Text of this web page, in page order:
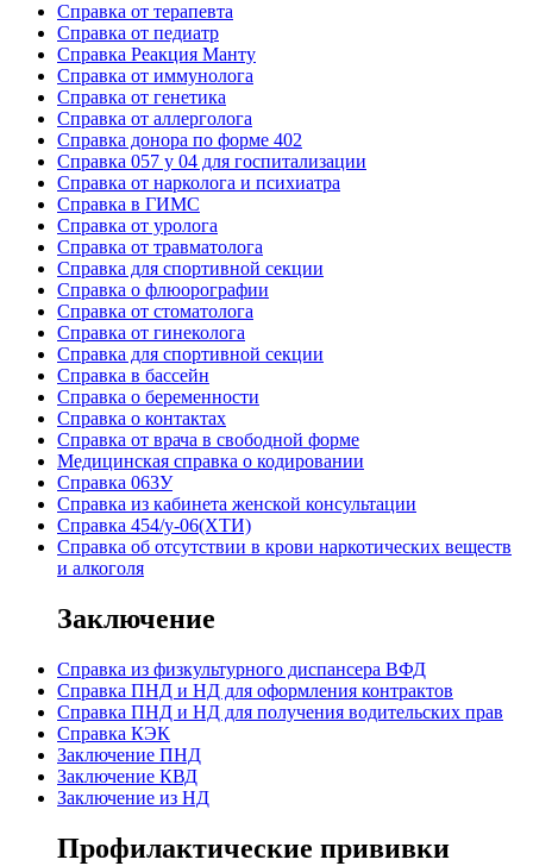
Справка от терапевта
Справка от педиатр
Cправка Реакция Манту
Cправка от иммунолога
Cправка от генетика
Cправка от аллерголога
Cправка донора по форме 402
Cправка 057 у 04 для госпитализации
Справка от нарколога и психиатра
Справка в ГИМС
Cправка от уролога
Справка от травматолога
Справка для спортивной секции
Справка о флюорографии
Справка от стоматолога
Справка от гинеколога
Справка для спортивной секции
Справка в бассейн
Справка о беременности
Справка о контактах
Справка от врача в свободной форме
Медицинская справка о кодировании
Справка 063У
Справка из кабинета женской консультации
Справка 454/у-06(ХТИ)
Справка об отсутствии в крови наркотических веществ
и алкоголя
Заключение
Cправка из физкультурного диспансера ВФД
Cправка ПНД и НД для оформления контрактов
Справка ПНД и НД для получения водительских прав
Справка КЭК
Заключение ПНД
Заключение КВД
Заключение из НД
Профилактические прививки